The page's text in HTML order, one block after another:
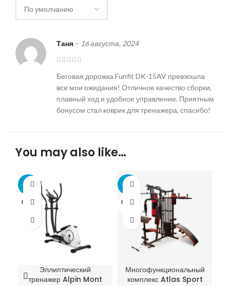
Таня – 16 августа, 2024
Беговая дорожка Funfit DK-15AV превзошла
все мои ожидания! Отличное качество сборки,
плавный ход и удобное управление. Приятным
бонусом стал коврик для тренажера, спасибо!
You may also like…
-29%
ПРОДА
Эллиптический
тренажер Alpin Mont
-30%
ПРОДА
Многофункциональный
комплекс Atlas Sport